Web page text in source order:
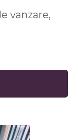
vanzare,